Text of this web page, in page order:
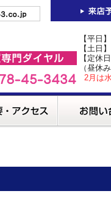
【平日
【土日
【定休
（昼休
2月は